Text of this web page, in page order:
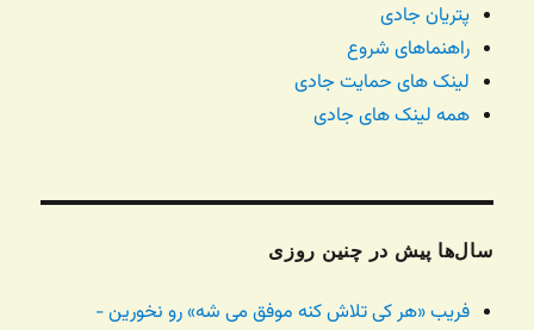
پتریان جادی
راهنماهای شروع
لینک های حمایت جادی
همه لینک های جادی
سال‌ها پیش در چنین روزی
فریب «هر کی تلاش کنه موفق می شه» رو نخورین -